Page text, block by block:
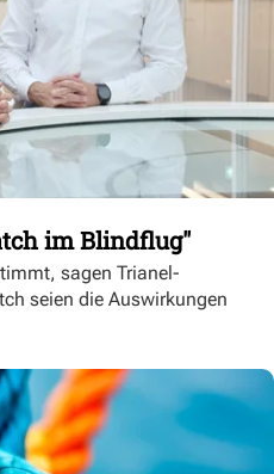
im Blindflug"
sagen Trianel-
seien die Auswirkungen